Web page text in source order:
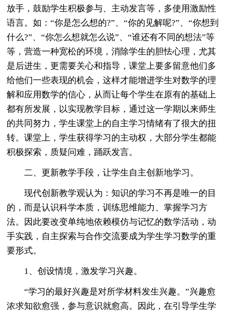
放手，鼓励学生积极参与、主动发言等，多使用激励性
语言。如：“你是怎么想的?”、“你的见解呢?”、“你想到
什么?”、“你怎么想就怎么说”、“谁还有不同的想法”等
等，营造一种宽松的环境，消除学生的胆怯心理，尤其
是后进生，更需要关心和指导，课堂上要多留意他们多
给他们一些表现的机会，这样才能增进学生对数学的理
解和应用数学的信心，从而让每个学生在原有的基础上
都有所发展，以实现教学目标，通过这一学期以来师生
的共同努力，学生课堂上的自主学习情绪有了很大的扭
转。课堂上，学生获得学习的主动权，大部分学生都能
积极探索，质疑问难，踊跃发言。
二、更新教学手段，让学生自主创新地学习。
现代创新教学观认为：知识的学习不再是唯一的目
的，而是认识科学本质，训练思维能力、掌握学习方
法。因此要改变单纯地依赖模仿与记忆的数学活动，动
手实践，自主探索与合作交流要成为学生学习数学的重
要形式。
1、创设情境，激发学习兴趣。
“学习的最好兴趣是对所学材料发生兴趣。”兴趣愈
浓求知欲愈强，参与意识就愈高。因此，在引导学生学